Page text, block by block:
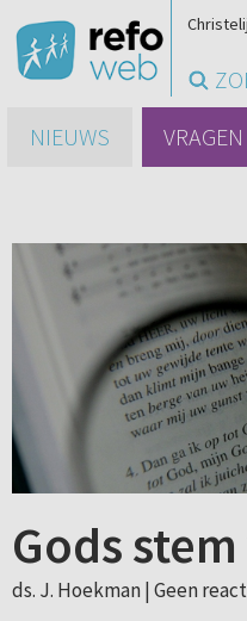
NIEUWS
VRAGEN
Gods
ds. J. Hoekman | Geen